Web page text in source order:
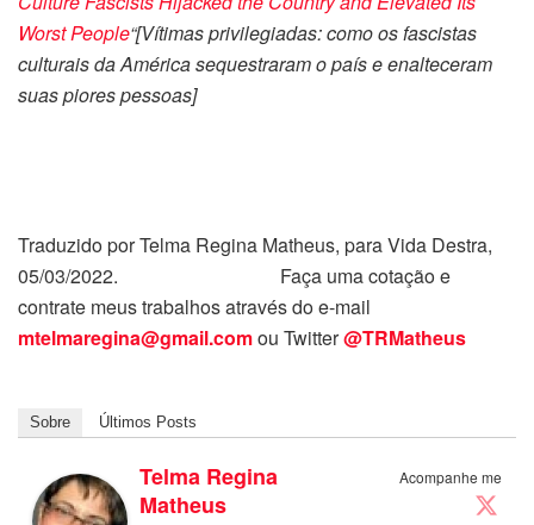
Worst People“[Vítimas privilegiadas: como os fascistas
culturais da América sequestraram o país e enalteceram
suas piores pessoas]
Traduzido por Telma Regina Matheus, para Vida Destra,
05/03/2022. Faça uma cotação e
contrate meus trabalhos através do e-mail
mtelmaregina@gmail.comou Twitter@TRMatheus
Sobre Últimos Posts
Acompanhe me
Telma Regina
Matheus